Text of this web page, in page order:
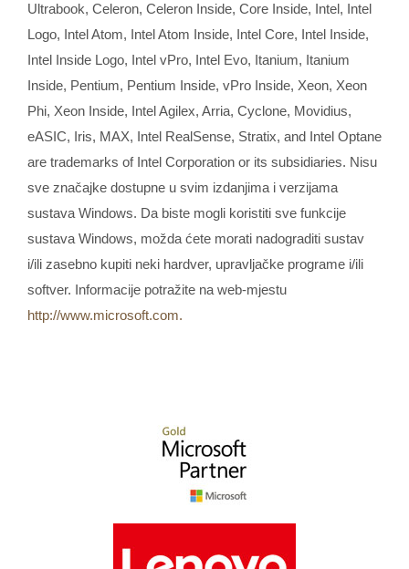
Ultrabook, Celeron, Celeron Inside, Core Inside, Intel, Intel
Logo, Intel Atom, Intel Atom Inside, Intel Core, Intel Inside,
Intel Inside Logo, Intel vPro, Intel Evo, Itanium, Itanium
Inside, Pentium, Pentium Inside, vPro Inside, Xeon, Xeon
Phi, Xeon Inside, Intel Agilex, Arria, Cyclone, Movidius,
eASIC, Iris, MAX, Intel RealSense, Stratix, and Intel Optane
are trademarks of Intel Corporation or its subsidiaries. Nisu
sve značajke dostupne u svim izdanjima i verzijama
sustava Windows. Da biste mogli koristiti sve funkcije
sustava Windows, možda ćete morati nadograditi sustav
i/ili zasebno kupiti neki hardver, upravljačke programe i/ili
softver. Informacije potražite na web‑mjestu
http://www.microsoft.com.